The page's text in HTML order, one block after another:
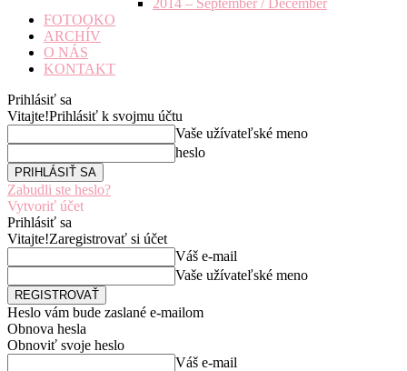
2014 – September / December
FOTOOKO
ARCHÍV
O NÁS
KONTAKT
Prihlásiť sa
Vitajte!Prihlásiť k svojmu účtu
Vaše užívateľské meno
heslo
Zabudli ste heslo?
Vytvoriť účet
Prihlásiť sa
Vitajte!Zaregistrovať si účet
Váš e-mail
Vaše užívateľské meno
Heslo vám bude zaslané e-mailom
Obnova hesla
Obnoviť svoje heslo
Váš e-mail